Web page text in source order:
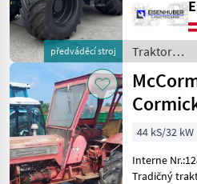
MODEL
X4.080
MC
115
X2.055
X5.110
předváděcí stroj
Baureihe X7, der von Argo
Tractors in
wird. Er
hohe Wen
Traktory /
McCormick
44 kS/32 kW
Interne Nr.:12859
Tradičný